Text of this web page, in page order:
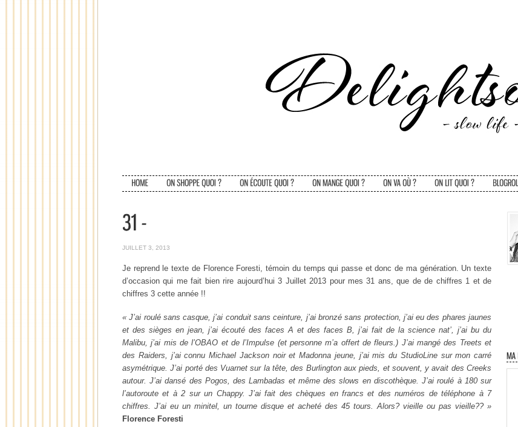
JUILLET 3, 2013
Je reprend le texte de Florence Foresti, témoin du temps qui passe et donc de ma génération. Un texte
d’occasion qui me fait bien rire aujourd’hui 3 Juillet 2013 pour mes 31 ans, que de de chiffres 1 et de
chiffres 3 cette année !!
« J’ai roulé sans casque, j’ai conduit sans ceinture, j’ai bronzé sans protection, j’ai eu des phares jaunes
et des sièges en jean, j’ai écouté des faces A et des faces B, j’ai fait de la science nat’, j’ai bu du
Malibu, j’ai mis de l’OBAO et de l’Impulse (et personne m’a offert de fleurs.) J’ai mangé des Treets et
des Raiders, j’ai connu Michael Jackson noir et Madonna jeune, j’ai mis du StudioLine sur mon carré
asymétrique. J’ai porté des Vuarnet sur la tête, des Burlington aux pieds, et souvent, y avait des Creeks
autour. J’ai dansé des Pogos, des Lambadas et même des slows en discothèque. J’ai roulé à 180 sur
l’autoroute et à 2 sur un Chappy. J’ai fait des chèques en francs et des numéros de téléphone à 7
chiffres. J’ai eu un minitel, un tourne disque et acheté des 45 tours. Alors? vieille ou pas vieille?? »
Florence Foresti